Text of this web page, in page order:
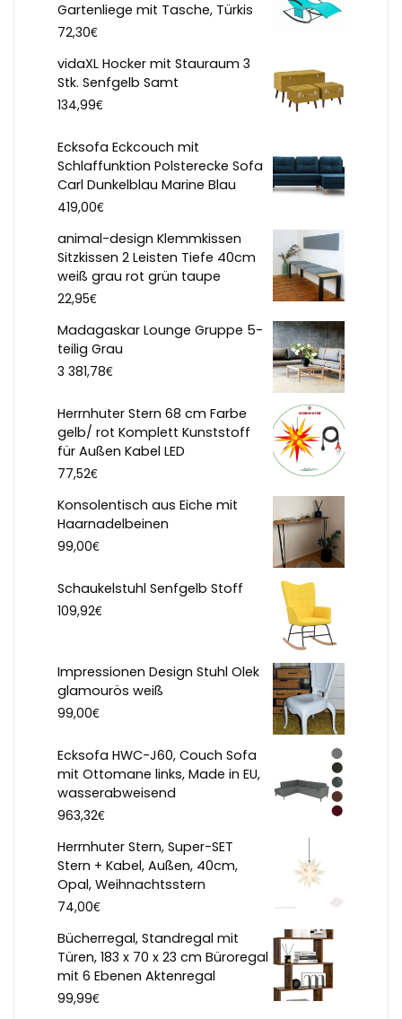
Gartenliege mit Tasche, Türkis
72,30€
vidaXL Hocker mit Stauraum 3
Stk. Senfgelb Samt
134,99€
Ecksofa Eckcouch mit
Schlaffunktion Polsterecke Sofa
Carl Dunkelblau Marine Blau
419,00€
animal-design Klemmkissen
Sitzkissen 2 Leisten Tiefe 40cm
weiß grau rot grün taupe
22,95€
Madagaskar Lounge Gruppe 5-
teilig Grau
3 381,78€
Herrnhuter Stern 68 cm Farbe
gelb/ rot Komplett Kunststoff
für Außen Kabel LED
77,52€
Konsolentisch aus Eiche mit
Haarnadelbeinen
99,00€
Schaukelstuhl Senfgelb Stoff
109,92€
Impressionen Design Stuhl Olek
glamourös weiß
99,00€
Ecksofa HWC-J60, Couch Sofa
mit Ottomane links, Made in EU,
wasserabweisend
963,32€
Herrnhuter Stern, Super-SET
Stern + Kabel, Außen, 40cm,
Opal, Weihnachtsstern
74,00€
Bücherregal, Standregal mit
Türen, 183 x 70 x 23 cm Büroregal
mit 6 Ebenen Aktenregal
99,99€